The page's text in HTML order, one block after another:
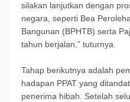
silakan lanjutkan dengan
negara, seperti Bea
Bangunan (BPHTB) serta
tahun berjalan,” tuturnya.
Tahap berikutnya adalah
hadapan PPAT yang
penerima hibah. Setelah